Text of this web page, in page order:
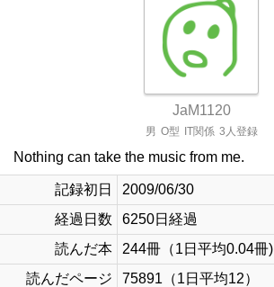
JaM1120
男 O型 IT関係 3人登録
Nothing can take the music from me.
記録初日
2009/06/30
経過日数
6250日経過
読んだ本
244冊（1日平均0.04冊)
読んだページ
75891（1日平均12）